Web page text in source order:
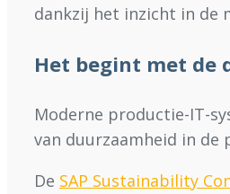
dankzij het inzicht in de
Het begint met de
Moderne productie-IT-
van duurzaamheid in de
De SAP Sustainability